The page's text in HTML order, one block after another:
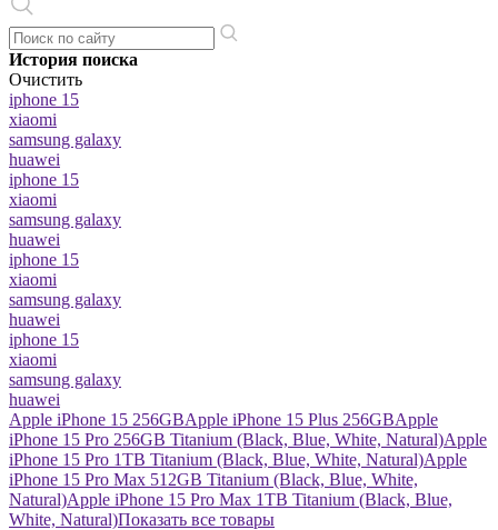
История поиска
Очистить
iphone 15
xiaomi
samsung galaxy
huawei
iphone 15
xiaomi
samsung galaxy
huawei
iphone 15
xiaomi
samsung galaxy
huawei
iphone 15
xiaomi
samsung galaxy
huawei
Apple iPhone 15 256GBApple iPhone 15 Plus 256GBApple
iPhone 15 Pro 256GB Titanium (Black, Blue, White, Natural)Apple
iPhone 15 Pro 1TB Titanium (Black, Blue, White, Natural)Apple
iPhone 15 Pro Max 512GB Titanium (Black, Blue, White,
Natural)Apple iPhone 15 Pro Max 1TB Titanium (Black, Blue,
White, Natural)Показать все товары